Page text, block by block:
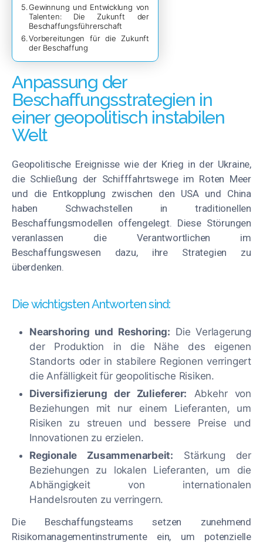
Gewinnung und Entwicklung von
Talenten: Die Zukunft der
Beschaffungsführerschaft
Vorbereitungen für die Zukunft
der Beschaffung
Anpassung der
Beschaffungsstrategien in
einer geopolitisch instabilen
Welt
Geopolitische Ereignisse wie der Krieg in der Ukraine,
die Schließung der Schifffahrtswege im Roten Meer
und die Entkopplung zwischen den USA und China
haben Schwachstellen in traditionellen
Beschaffungsmodellen offengelegt. Diese Störungen
veranlassen die Verantwortlichen im
Beschaffungswesen dazu, ihre Strategien zu
überdenken.
Die wichtigsten Antworten sind:
Nearshoring und Reshoring: Die Verlagerung
der Produktion in die Nähe des eigenen
Standorts oder in stabilere Regionen verringert
die Anfälligkeit für geopolitische Risiken.
Diversifizierung der Zulieferer: Abkehr von
Beziehungen mit nur einem Lieferanten, um
Risiken zu streuen und bessere Preise und
Innovationen zu erzielen.
Regionale Zusammenarbeit: Stärkung der
Beziehungen zu lokalen Lieferanten, um die
Abhängigkeit von internationalen
Handelsrouten zu verringern.
Die Beschaffungsteams setzen zunehmend
Risikomanagementinstrumente ein, um potenzielle